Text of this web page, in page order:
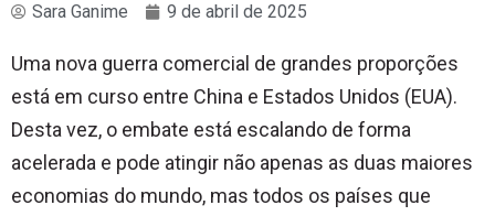
Sara Ganime 9 de abril de 2025
Uma nova guerra comercial de grandes proporções
está em curso entre China e Estados Unidos (EUA).
Desta vez, o embate está escalando de forma
acelerada e pode atingir não apenas as duas maiores
economias do mundo, mas todos os países que